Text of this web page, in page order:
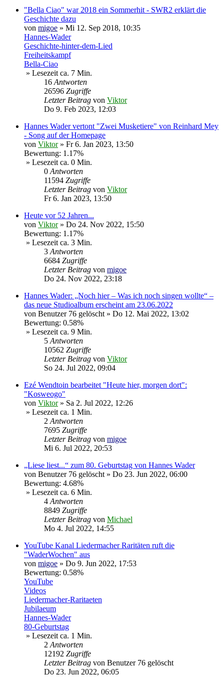
"Bella Ciao" war 2018 ein Sommerhit - SWR2 erklärt die
Geschichte dazu
von migoe » Mi 12. Sep 2018, 10:35
Hannes-Wader
Geschichte-hinter-dem-Lied
Freiheitskampf
Bella-Ciao
» Lesezeit ca. 7 Min.
16Antworten
26596 Zugriffe
Letzter Beitrag von Viktor
Do 9. Feb 2023, 12:03
Hannes Wader vertont "Zwei Musketiere" von Reinhard Mey
- Song auf der Homepage
von Viktor» Fr 6. Jan 2023, 13:50
Bewertung: 1.17%
» Lesezeit ca. 0 Min.
0Antworten
11594 Zugriffe
Letzter Beitrag von Viktor
Fr 6. Jan 2023, 13:50
Heute vor 52 Jahren...
von Viktor» Do 24. Nov 2022, 15:50
Bewertung: 1.17%
» Lesezeit ca. 3 Min.
3Antworten
6684 Zugriffe
Letzter Beitrag von migoe
Do 24. Nov 2022, 23:18
Hannes Wader: „Noch hier – Was ich noch singen wollte“ –
das neue Studioalbum erscheint am 23.06.2022
von Benutzer 76 gelöscht» Do 12. Mai 2022, 13:02
Bewertung: 0.58%
» Lesezeit ca. 9 Min.
5Antworten
10562 Zugriffe
Letzter Beitrag von Viktor
So 24. Jul 2022, 09:04
Ezé Wendtoin bearbeitet "Heute hier, morgen dort":
"Kosweogo"
von Viktor» Sa 2. Jul 2022, 12:26
» Lesezeit ca. 1 Min.
2Antworten
7695 Zugriffe
Letzter Beitrag von migoe
Mi 6. Jul 2022, 20:53
„Liese liest...“ zum 80. Geburtstag von Hannes Wader
von Benutzer 76 gelöscht» Do 23. Jun 2022, 06:00
Bewertung: 4.68%
» Lesezeit ca. 6 Min.
4Antworten
8849 Zugriffe
Letzter Beitrag von Michael
Mo 4. Jul 2022, 14:55
YouTube Kanal Liedermacher Raritäten ruft die
"WaderWochen" aus
von migoe » Do 9. Jun 2022, 17:53
Bewertung: 0.58%
YouTube
Videos
Liedermacher-Raritaeten
Jubilaeum
Hannes-Wader
80-Geburtstag
» Lesezeit ca. 1 Min.
2Antworten
12192 Zugriffe
Letzter Beitrag von Benutzer 76 gelöscht
Do 23. Jun 2022, 06:05